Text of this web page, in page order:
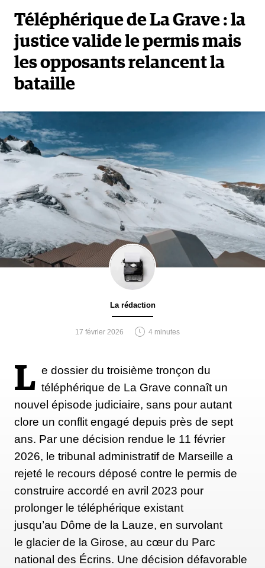
Téléphérique de La Grave : la
justice valide le permis mais
les opposants relancent la
bataille
La rédaction
17 février 2026 4 minutes
L e dossier du troisième tronçon du
téléphérique de La Grave connaît un
nouvel épisode judiciaire, sans pour autant
clore un conflit engagé depuis près de sept
ans. Par une décision rendue le 11 février
2026, le tribunal administratif de Marseille a
rejeté le recours déposé contre le permis de
construire accordé en avril 2023 pour
prolonger le téléphérique existant
jusqu’au Dôme de la Lauze, en survolant
le glacier de la Girose, au cœur du Parc
national des Écrins. Une décision défavorable